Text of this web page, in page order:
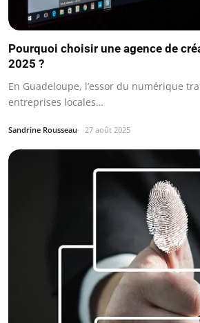
Pourquoi choisir une agence de
2025 ?
En Guadeloupe, l’essor du numérique
entreprises locales…
Sandrine Rousseau 27 août 2025